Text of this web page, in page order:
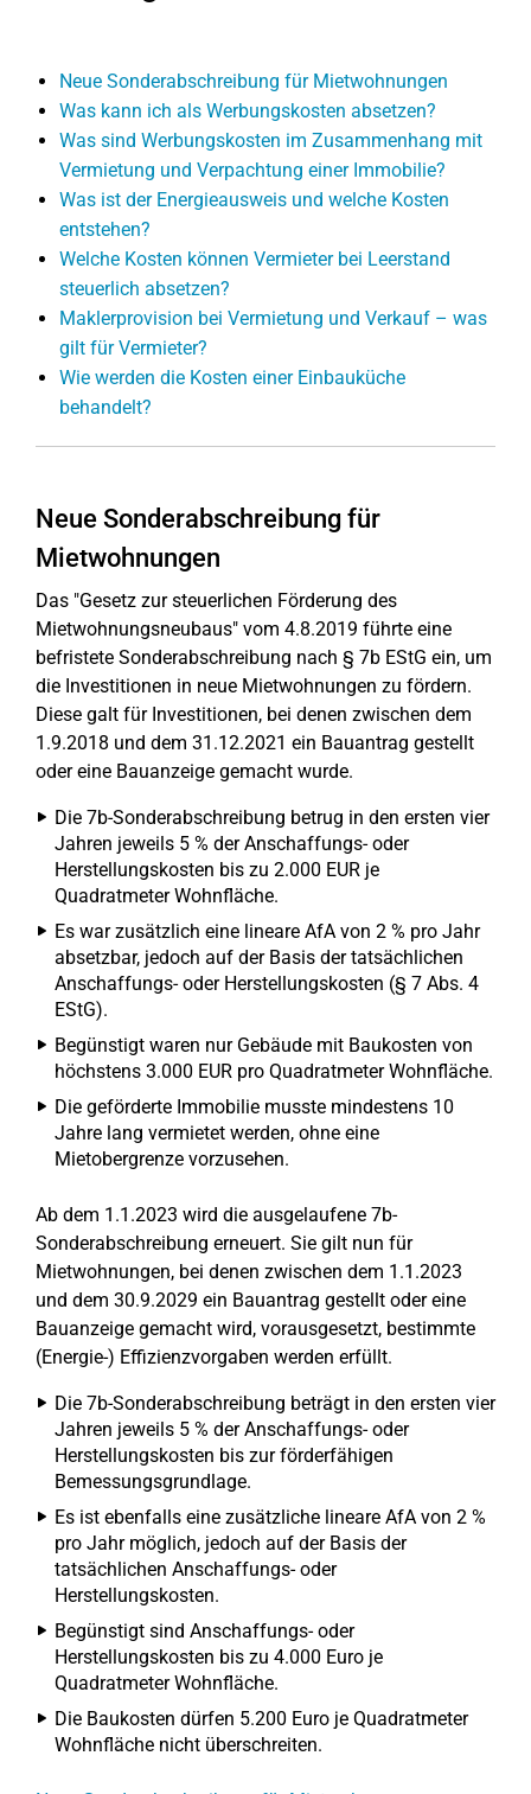
Neue Sonderabschreibung für Mietwohnungen
Was kann ich als Werbungskosten absetzen?
Was sind Werbungskosten im Zusammenhang mit
Vermietung und Verpachtung einer Immobilie?
Was ist der Energieausweis und welche Kosten
entstehen?
Welche Kosten können Vermieter bei Leerstand
steuerlich absetzen?
Maklerprovision bei Vermietung und Verkauf – was
gilt für Vermieter?
Wie werden die Kosten einer Einbauküche
behandelt?
Neue Sonderabschreibung für
Mietwohnungen
Das "Gesetz zur steuerlichen Förderung des
Mietwohnungsneubaus" vom 4.8.2019 führte eine
befristete Sonderabschreibung nach § 7b EStG ein, um
die Investitionen in neue Mietwohnungen zu fördern.
Diese galt für Investitionen, bei denen zwischen dem
1.9.2018 und dem 31.12.2021 ein Bauantrag gestellt
oder eine Bauanzeige gemacht wurde.
Die 7b-Sonderabschreibung betrug in den ersten vier
Jahren jeweils 5 % der Anschaffungs- oder
Herstellungskosten bis zu 2.000 EUR je
Quadratmeter Wohnfläche.
Es war zusätzlich eine lineare AfA von 2 % pro Jahr
absetzbar, jedoch auf der Basis der tatsächlichen
Anschaffungs- oder Herstellungskosten (§ 7 Abs. 4
EStG).
Begünstigt waren nur Gebäude mit Baukosten von
höchstens 3.000 EUR pro Quadratmeter Wohnfläche.
Die geförderte Immobilie musste mindestens 10
Jahre lang vermietet werden, ohne eine
Mietobergrenze vorzusehen.
Ab dem 1.1.2023 wird die ausgelaufene 7b-
Sonderabschreibung erneuert. Sie gilt nun für
Mietwohnungen, bei denen zwischen dem 1.1.2023
und dem 30.9.2029 ein Bauantrag gestellt oder eine
Bauanzeige gemacht wird, vorausgesetzt, bestimmte
(Energie-) Effizienzvorgaben werden erfüllt.
Die 7b-Sonderabschreibung beträgt in den ersten vier
Jahren jeweils 5 % der Anschaffungs- oder
Herstellungskosten bis zur förderfähigen
Bemessungsgrundlage.
Es ist ebenfalls eine zusätzliche lineare AfA von 2 %
pro Jahr möglich, jedoch auf der Basis der
tatsächlichen Anschaffungs- oder
Herstellungskosten.
Begünstigt sind Anschaffungs- oder
Herstellungskosten bis zu 4.000 Euro je
Quadratmeter Wohnfläche.
Die Baukosten dürfen 5.200 Euro je Quadratmeter
Wohnfläche nicht überschreiten.